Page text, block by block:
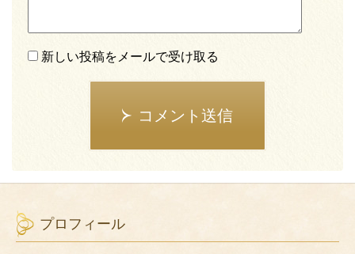
新しい投稿をメールで受け取る
コメント送信
プロフィール